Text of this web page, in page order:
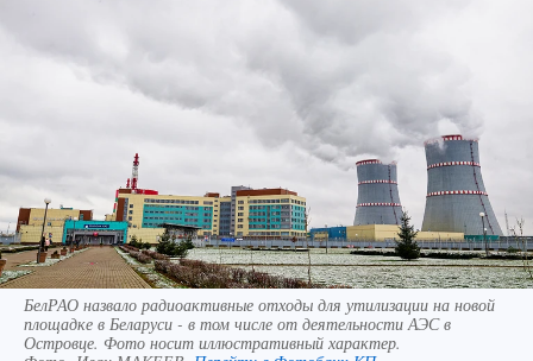
БелРАО назвало радиоактивные отходы для утилизации на новой
площадке в Беларуси - в том числе от деятельности АЭС в
Островце. Фото носит иллюстративный характер.